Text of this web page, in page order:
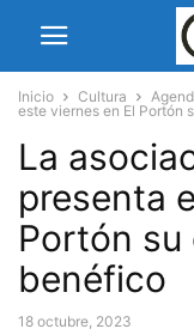
Inicio Cultura
este viernes en El Portón
La
presenta
Portón su
benéfico
18 octubre, 2023